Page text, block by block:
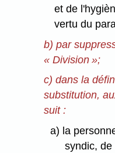
et de
vertu du
b) par
« Division »;
c) dans la
substitution,
suit :
a) la
syndic, de